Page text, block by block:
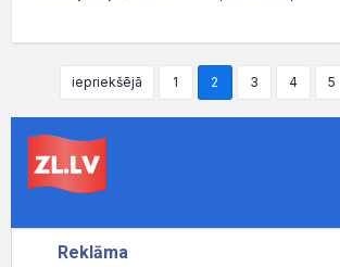
iepriekšējā 1 2 3 4 5